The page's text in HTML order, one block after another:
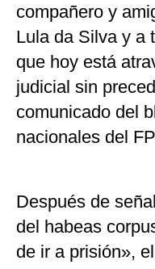
compañero y
Lula da Silva y a
que hoy está
judicial sin
comunicado del
nacionales del
Después de
del habeas
de ir a prisión»,